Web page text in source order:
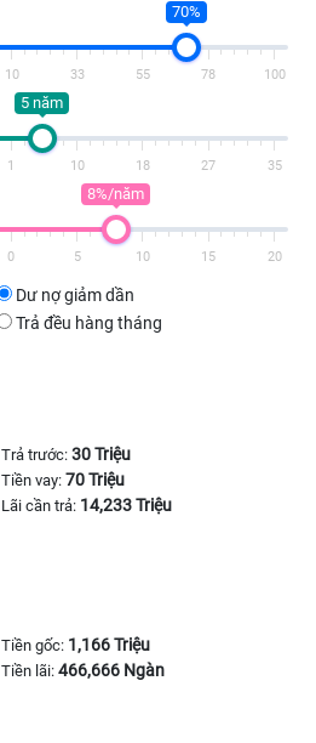
70%
10 33 55 78 100
5 năm
1 10 18 27 35
8%/năm
0 5 10 15 20
Dư nợ giảm dần
Trả đều hàng tháng
Trả trước: 30 Triệu
Tiền vay: 70 Triệu
Lãi cần trả: 14,233 Triệu
Tiền gốc: 1,166 Triệu
Tiền lãi: 466,666 Ngàn